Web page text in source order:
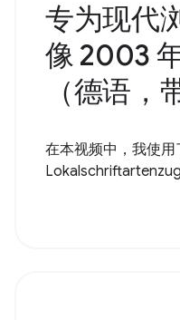
专为现代
像 2003
（德语，
在本视频中，我使用